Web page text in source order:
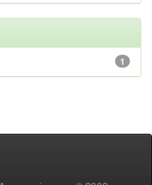
1